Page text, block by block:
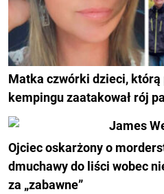
Matka czwórki dzieci, którą
kempingu zaatakował rój
Ojciec oskarżony o
dmuchawy do liści wobec
za „zabawne”